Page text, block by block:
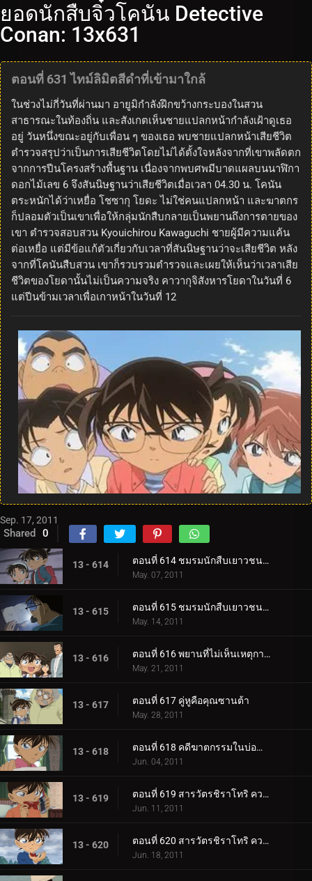
ยอดนักสืบจิ๋วโคนัน Detective
Conan: 13x631
ตอนที่ 631 ไทม์ลิมิตสีดำที่เข้ามาใกล้
ในช่วงไม่กี่วันที่ผ่านมา อายูมิกำลังฝึกขว้างกระบองในสวน
สาธารณะในท้องถิ่น และสังเกตเห็นชายแปลกหน้ากำลังเฝ้าดูเธอ
อยู่ วันหนึ่งขณะอยู่กับเพื่อน ๆ ของเธอ พบชายแปลกหน้าเสียชีวิต
ตำรวจสรุปว่าเป็นการเสียชีวิตโดยไม่ได้ตั้งใจหลังจากที่เขาพลัดตก
จากการปีนโครงสร้างพื้นฐาน เนื่องจากพบศพมีบาดแผลบนนาฬิกา
ดอกไม้เลข 6 จึงสันนิษฐานว่าเสียชีวิตเมื่อเวลา 04.30 น. โคนัน
ตระหนักได้ว่าเหยื่อ โชซากุ โยดะ ไม่ใช่คนแปลกหน้า และฆาตกร
ก็ปลอมตัวเป็นเขาเพื่อให้กลุ่มนักสืบกลายเป็นพยานถึงการตายของ
เขา ตำรวจสอบสวน Kyouichirou Kawaguchi ชายผู้มีความแค้น
ต่อเหยื่อ แต่มีข้อแก้ตัวเกี่ยวกับเวลาที่สันนิษฐานว่าจะเสียชีวิต หลัง
จากที่โคนันสืบสวน เขาก็รวบรวมตำรวจและเผยให้เห็นว่าเวลาเสีย
ชีวิตของโยดานั้นไม่เป็นความจริง คาวากุจิสังหารโยดาในวันที่ 6
แต่ปีนข้ามเวลาเพื่อเกาหน้าในวันที่ 12
Sep. 17, 2011
Shared 0
13 - 614 ตอนที่ 614 ชมรมนักสืบเยาวชน ปะทะ โจรปล้นธนาคาร (ตอน 1)
May. 07, 2011
13 - 615 ตอนที่ 615 ชมรมนักสืบเยาวชน ปะทะ โจรปล้นธนาคาร (ตอน 2)
May. 14, 2011
13 - 616 ตอนที่ 616 พยานที่ไม่เห็นเหตุการณ์
May. 21, 2011
13 - 617 ตอนที่ 617 คู่หูคือคุณซานต้า
May. 28, 2011
13 - 618 ตอนที่ 618 คดีฆาตกรรมในบ่อน้ำแร่กลางแจ้ง
Jun. 04, 2011
13 - 619 ตอนที่ 619 สารวัตรชิราโทริ ความทรงจำของกลีบดอกซากุระ (ตอน 1)
Jun. 11, 2011
13 - 620 ตอนที่ 620 สารวัตรชิราโทริ ความทรงจำของกลีบดอกซากุระ (ตอน 2)
Jun. 18, 2011